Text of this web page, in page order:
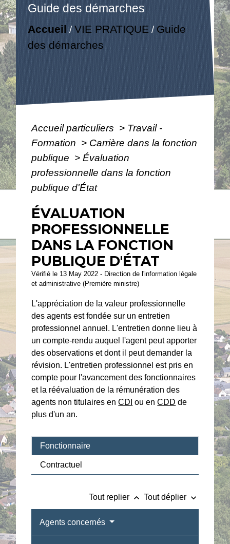
Guide des démarches
Accueil /VIE PRATIQUE / Guide
des démarches
Accueil particuliers > Travail -
Formation > Carrière dans la fonction
publique > Évaluation
professionnelle dans la fonction
publique d'État
ÉVALUATION
PROFESSIONNELLE
DANS LA FONCTION
PUBLIQUE D'ÉTAT
Vérifié le 13 May 2022 - Direction de l'information légale
et administrative (Première ministre)
L'appréciation de la valeur professionnelle
des agents est fondée sur un entretien
professionnel annuel. L'entretien donne lieu à
un compte-rendu auquel l'agent peut apporter
des observations et dont il peut demander la
révision. L'entretien professionnel est pris en
compte pour l'avancement des fonctionnaires
et la réévaluation de la rémunération des
agents non titulaires enCDI ou enCDD de
plus d'un an.
Fonctionnaire
Contractuel
Tout replier keyboard_arrow_up Tout déplier keyboard_arrow_down
Agents concernés